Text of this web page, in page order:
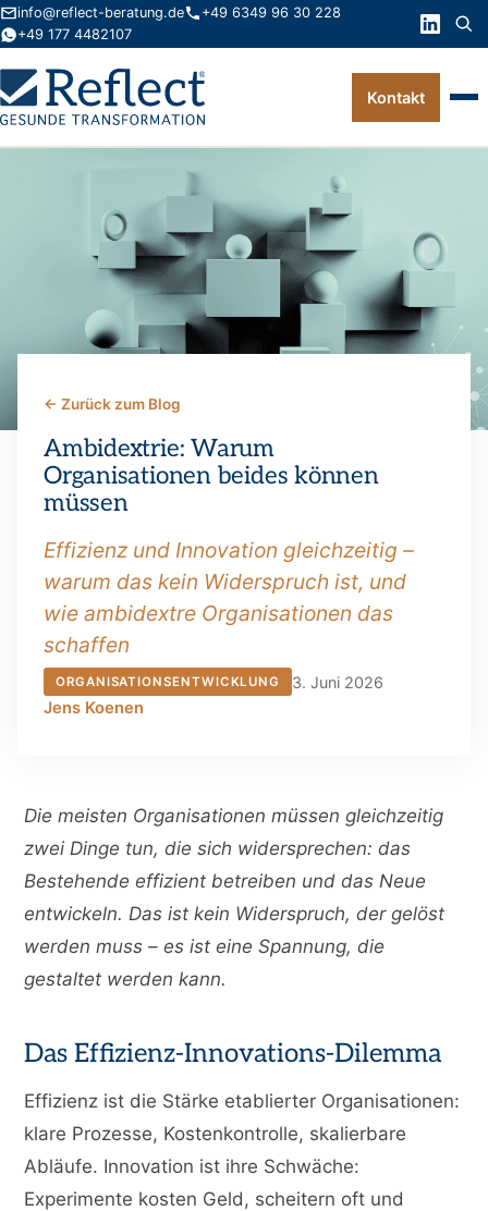
info@reflect-beratung.de
+49 6349 96 30 228
+49 177 4482107
Produkte
Über uns
Kontakt
← Zurück zum Blog
Ambidextrie: Warum
Organisationen beides können
müssen
Effizienz und Innovation gleichzeitig –
warum das kein Widerspruch ist, und
wie ambidextre Organisationen das
schaffen
ORGANISATIONSENTWICKLUNG 3. Juni 2026
Jens Koenen
Die meisten Organisationen müssen gleichzeitig
zwei Dinge tun, die sich widersprechen: das
Bestehende effizient betreiben und das Neue
entwickeln. Das ist kein Widerspruch, der gelöst
werden muss – es ist eine Spannung, die
gestaltet werden kann.
Das Effizienz-Innovations-Dilemma
Effizienz ist die Stärke etablierter Organisationen:
klare Prozesse, Kostenkontrolle, skalierbare
Abläufe. Innovation ist ihre Schwäche:
Experimente kosten Geld, scheitern oft und